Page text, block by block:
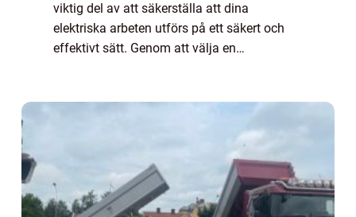
viktig del av att säkerställa att dina
elektriska arbeten utförs på ett säkert och
effektivt sätt. Genom att välja en